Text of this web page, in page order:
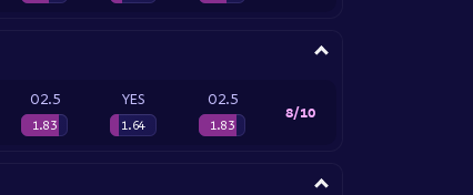
O2.5
1.83
YES
1.64
O2.5
1.83
8/10